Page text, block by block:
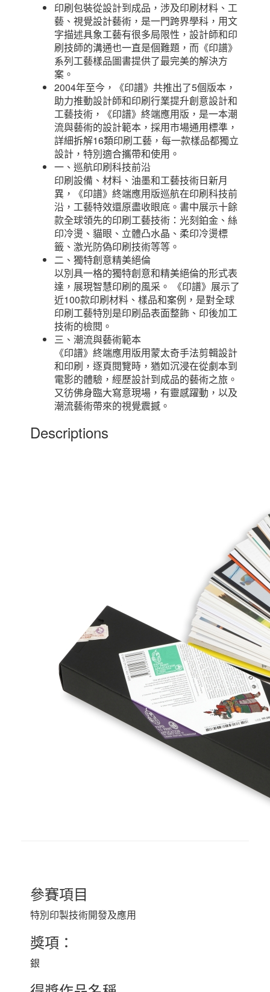
印刷包裝從設計到成品，涉及印刷材料、工
藝、視覺設計藝術，是一門跨界學科，用文
字描述具象工藝有很多局限性，設計師和印
刷技師的溝通也一直是個難題，而《印譜》
系列工藝樣品圖書提供了最完美的解決方
案。
2004年至今，《印譜》共推出了5個版本，
助力推動設計師和印刷行業提升創意設計和
工藝技術，《印譜》終端應用版，是一本潮
流與藝術的設計範本，採用市場通用標準，
詳細拆解16類印刷工藝，每一款樣品都獨立
設計，特別適合攜帶和使用。
一、巡航印刷科技前沿
印刷設備、材料、油墨和工藝技術日新月
異，《印譜》終端應用版巡航在印刷科技前
沿，工藝特效還原盡收眼底。書中展示十餘
款全球領先的印刷工藝技術：光刻鉑金、絲
印冷燙、貓眼、立體凸水晶、柔印冷燙標
籤、激光防偽印刷技術等等。
二、獨特創意精美絕倫
以別具一格的獨特創意和精美絕倫的形式表
達，展現智慧印刷的風采。 《印譜》展示了
近100款印刷材料、樣品和案例，是對全球
印刷工藝特別是印刷品表面整飾、印後加工
技術的檢閱。
三、潮流與藝術範本
《印譜》終端應用版用蒙太奇手法剪輯設計
和印刷，逐頁閱覽時，猶如沉浸在從劇本到
電影的體驗，經歷設計到成品的藝術之旅。
又彷佛身臨大寫意現場，有靈感躍動，以及
潮流藝術帶來的視覺震撼。
Descriptions
參賽項目
特別印製技術開發及應用
獎項：
銀